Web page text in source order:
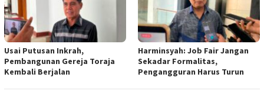
Usai Putusan Inkrah,
Pembangunan Gereja Toraja
Kembali Berjalan
Harminsyah: Job Fair Jangan
Sekadar Formalitas,
Pengangguran Harus Turun